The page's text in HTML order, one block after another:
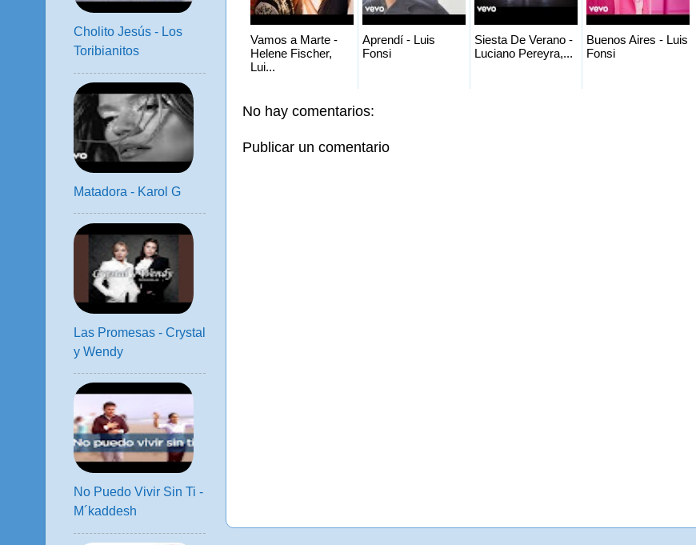
Vamos a Marte -
Helene Fischer,
Lui...
Aprendí - Luis
Fonsi
Siesta De Verano -
Luciano Pereyra,...
Buenos Aires - Luis
Fonsi
No hay comentarios:
Publicar un comentario
Cholito Jesús - Los
Toribianitos
Matadora - Karol G
Las Promesas - Crystal
y Wendy
No Puedo Vivir Sin Ti -
M´kaddesh